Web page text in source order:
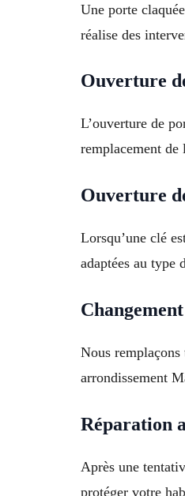
Une porte
réalise des
Ouverture
L’ouverture de
remplacement de
Ouverture
Lorsqu’une clé
adaptées au type
Nous remplaçons
arrondissement
Réparation
Après une
protéger votre